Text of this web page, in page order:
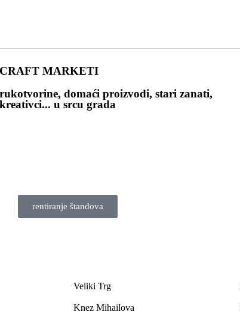
CRAFT MARKETI
rukotvorine, domaći proizvodi, stari zanati,
kreativci... u srcu grada
rentiranje štandova
Veliki Trg
Knez Mihailova